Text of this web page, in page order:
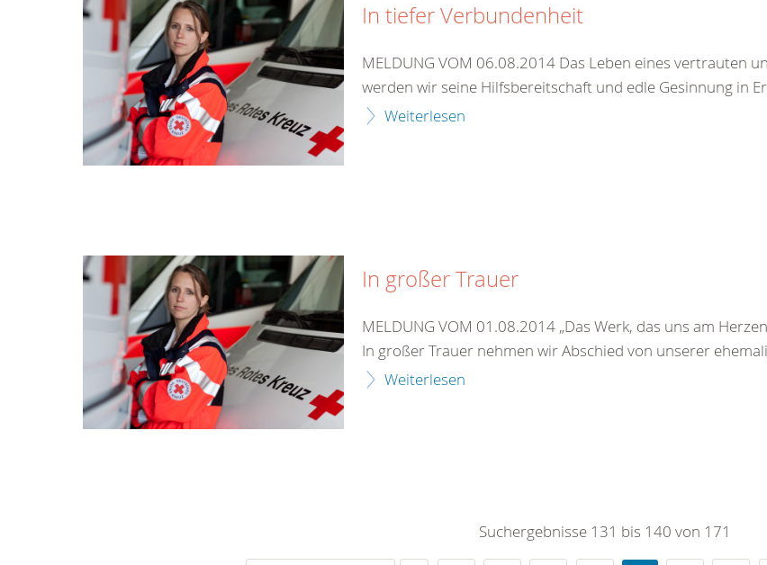
In tiefer Verbundenheit
MELDUNG VOM 06.08.2014 Das Leben eines vertrauten
werden wir seine Hilfsbereitschaft und edle Gesinnung in
Weiterlesen
In großer Trauer
MELDUNG VOM 01.08.2014 „Das Werk, das uns am
In großer Trauer nehmen wir Abschied von unserer
Weiterlesen
Suchergebnisse 131 bis 140 von 171